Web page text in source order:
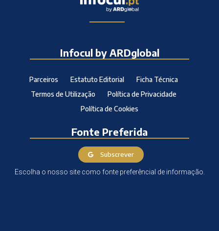
Infocul by ARDglobal
Parceiros Estatuto Editorial
Ficha Técnica
Termos de Utilização
Política de Privacidade
Política de Cookies
Fonte Preferida
Subscrever
Escolha o nosso site como fonte preferêncial de informação.